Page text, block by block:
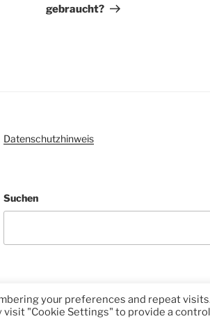
gebraucht?
Datenschutzhinweis
Suchen
your preferences and repeat
visit "Cookie Settings" to provide a